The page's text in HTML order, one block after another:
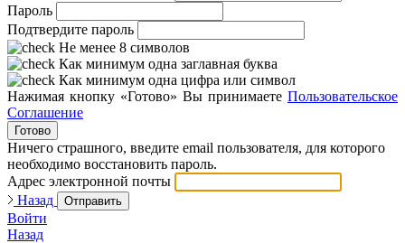
Пароль
Подтвердите пароль
Не менее 8 символов
Как минимум одна заглавная буква
Как минимум одна цифра или символ
Нажимая кнопку «Готово» Вы принимаете Пользовательское
Соглашение
Готово
Ничего страшного, введите email пользователя, для которого
необходимо восстановить пароль.
Адрес электронной почты
Назад
Отправить
Войти
Назад